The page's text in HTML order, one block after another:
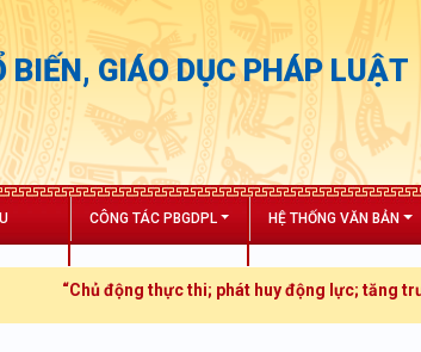
GIÁO DỤC PHÁP LUẬT
CÔNG TÁC PBGDPL HỆ THỐNG VĂN BẢN
động thực thi; phát huy động lực; tăng trưởng bứt phá”